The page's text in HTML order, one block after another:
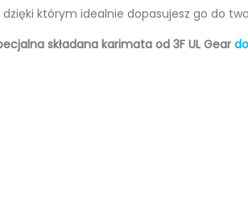
którym idealnie dopasujesz go do
składana karimata od 3F UL Gear